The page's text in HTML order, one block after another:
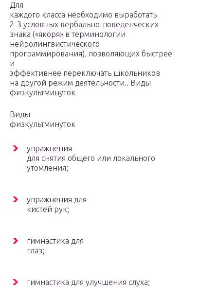
Для
каждого класса необходимо выработать
2-3 условных вербально-поведенческих
знака («якоря» в терминологии
нейролингвистического
программирования), позволяющих быстрее
и
эффективнее переключать школьников
на другой режим деятельности.. Виды
физкультминуток
Виды
физкультминуток
упражнения
для снятия общего или локального
утомления;
упражнения для
кистей рук;
гимнастика для
глаз;
гимнастика для улучшения слуха;